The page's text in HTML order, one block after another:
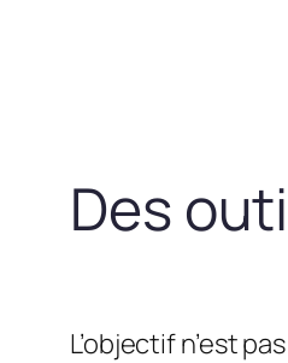
Des
L’objectif n’est